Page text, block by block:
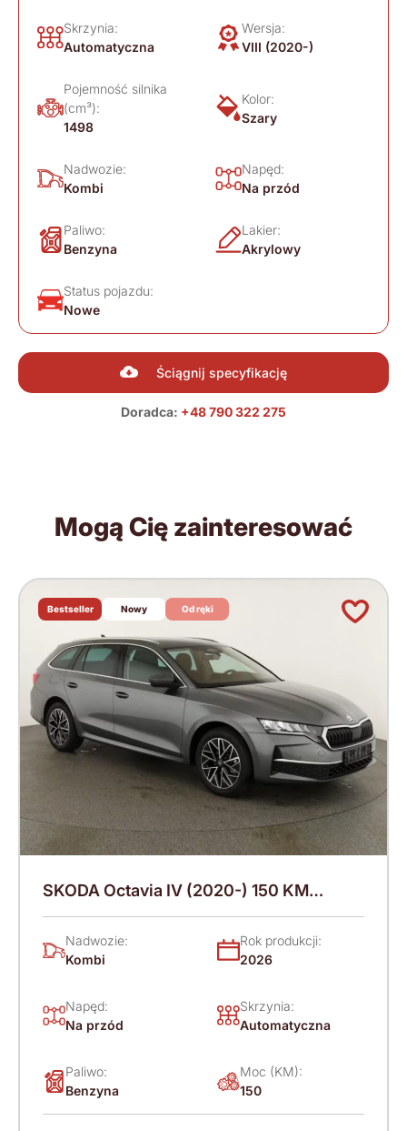
Skrzynia:
Automatyczna
Wersja:
VIII (2020-)
Pojemność silnika
(cm³):
1498
Kolor:
Szary
Nadwozie:
Kombi
Napęd:
Na przód
Paliwo:
Benzyna
Lakier:
Akrylowy
Status pojazdu:
Nowe
Ściągnij specyfikację
Doradca: +48 790 322 275
Mogą Cię zainteresować
Bestseller Nowy Od ręki
SKODA Octavia IV (2020-) 150 KM
(2026)
Nadwozie:
Kombi
Rok produkcji:
2026
Napęd:
Na przód
Skrzynia:
Automatyczna
Paliwo:
Benzyna
Moc (KM):
150